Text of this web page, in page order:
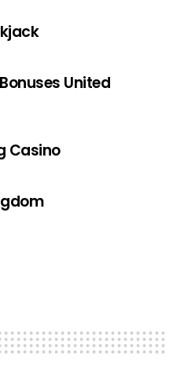
United
Casino